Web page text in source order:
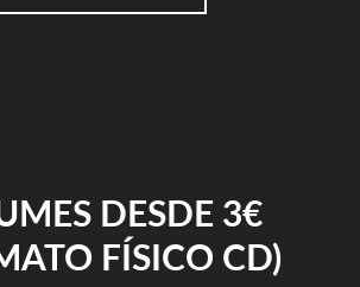
Y
APRENDIDO
A
BASE
DESDE 3€
FÍSICO CD)